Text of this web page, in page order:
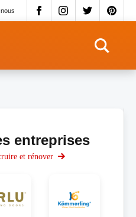
entreprises
et rénover